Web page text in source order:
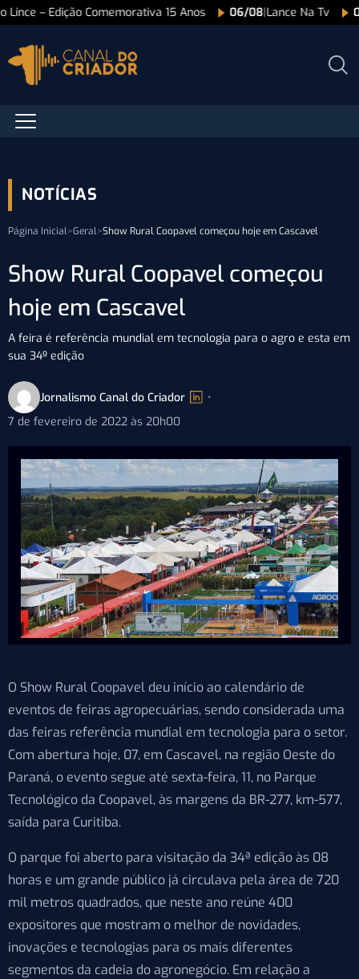
Lince – Edição Comemorativa 15 Anos 06/08|Lance Na Tv
NOTÍCIAS
Página Inicial>Geral>Show Rural Coopavel começou hoje em Cascavel
Show Rural Coopavel começou
hoje em Cascavel
A feira é referência mundial em tecnologia para o agro e esta em
sua 34º edição
Jornalismo Canal do Criador
•
7 de fevereiro de 2022 às 20h00
O Show Rural Coopavel deu início ao calendário de
eventos de feiras agropecuárias, sendo considerada uma
das feiras referência mundial em tecnologia para o setor.
Com abertura hoje, 07, em Cascavel, na região Oeste do
Paraná, o evento segue até sexta-feira, 11, no Parque
Tecnológico da Coopavel, às margens da BR-277, km-577,
saída para Curitiba.
O parque foi aberto para visitação da 34ª edição às 08
horas e um grande público já circulava pela área de 720
mil metros quadrados, que neste ano reúne 400
expositores que mostram o melhor de novidades,
inovações e tecnologias para os mais diferentes
segmentos da cadeia do agronegócio. Em relação a